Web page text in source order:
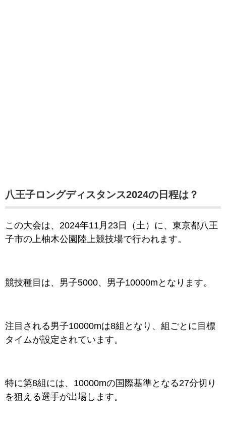
八王子ロングディスタンス2024の日程は？
この大会は、2024年11月23日（土）に、 東京都八王
子市の上柚木公園陸上競技場で行われます。
競技種目は、男子5000、男子10000mとなります。
注目される男子10000mは8組となり、組ごとに目標
タイムが設定されています。
特に第8組には、10000mの国際基準となる27分切り
を狙える選手が出場します。